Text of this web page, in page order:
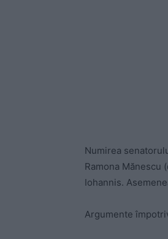
Numirea
Ramona
Iohannis.
Argumente